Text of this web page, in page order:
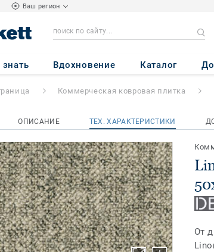
Ваш регион
Вдохновение Каталог
- Desso Linon AA83
Коммерческая ковровая плитка
ОПИСАНИЕ ТЕХ. ХАРАКТЕРИСТИКИ
От